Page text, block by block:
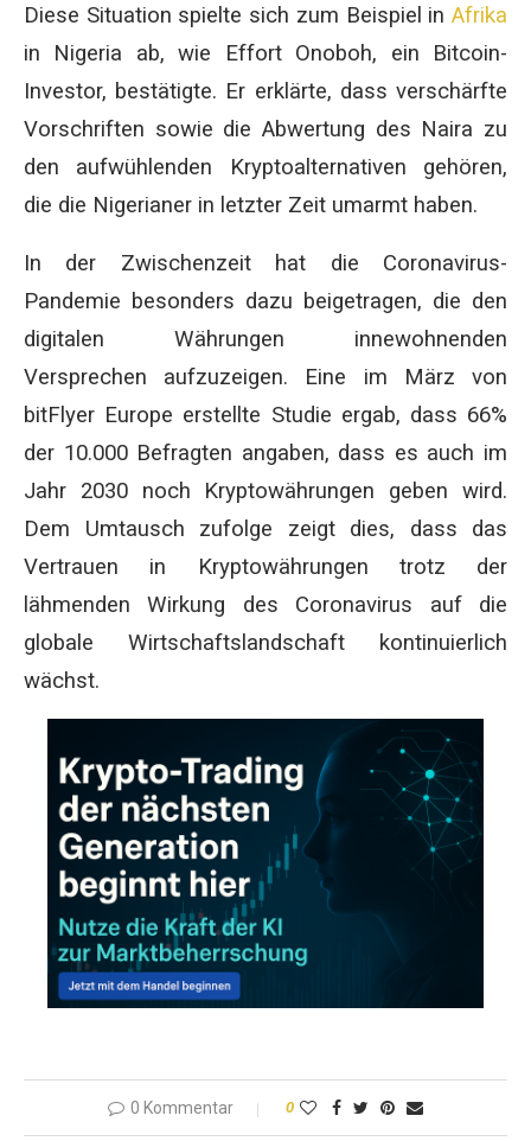
Diese Situation spielte sich zum Beispiel in Afrika
in Nigeria ab, wie Effort Onoboh, ein Bitcoin-
Investor, bestätigte. Er erklärte, dass verschärfte
Vorschriften sowie die Abwertung des Naira zu
den aufwühlenden Kryptoalternativen gehören,
die die Nigerianer in letzter Zeit umarmt haben.
In der Zwischenzeit hat die Coronavirus-
Pandemie besonders dazu beigetragen, die den
digitalen Währungen innewohnenden
Versprechen aufzuzeigen. Eine im März von
bitFlyer Europe erstellte Studie ergab, dass 66%
der 10.000 Befragten angaben, dass es auch im
Jahr 2030 noch Kryptowährungen geben wird.
Dem Umtausch zufolge zeigt dies, dass das
Vertrauen in Kryptowährungen trotz der
lähmenden Wirkung des Coronavirus auf die
globale Wirtschaftslandschaft kontinuierlich
wächst.
0 Kommentar 0